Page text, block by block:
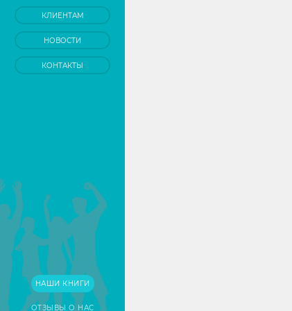
КЛИЕНТАМ
НОВОСТИ
КОНТАКТЫ
НАШИ КНИГИ
ОТЗЫВЫ О НАС